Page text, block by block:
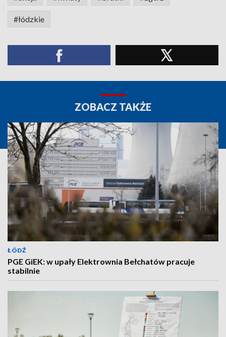
#łódzkie
ZOBACZ TAKŻE
ŁÓDŹ
PGE GiEK: w upały Elektrownia Bełchatów pracuje
stabilnie